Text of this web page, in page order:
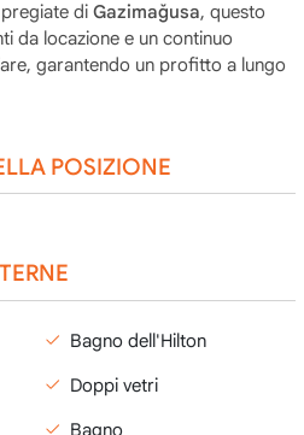
di Gazimağusa, questo
da locazione e un continuo
garantendo un profitto a lungo
POSIZIONE
Bagno dell'Hilton
Doppi vetri
Bagno